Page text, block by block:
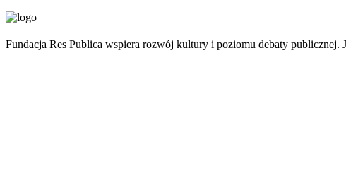
Fundacja Res Publica wspiera rozwój kultury i poziomu debaty publicznej.